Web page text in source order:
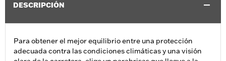
DESCRIPCIÓN
Para obtener el mejor equilibrio entre una protección
adecuada contra las condiciones climáticas y una visión